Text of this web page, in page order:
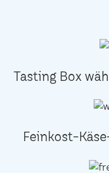
Tasting Box
Feinkost-